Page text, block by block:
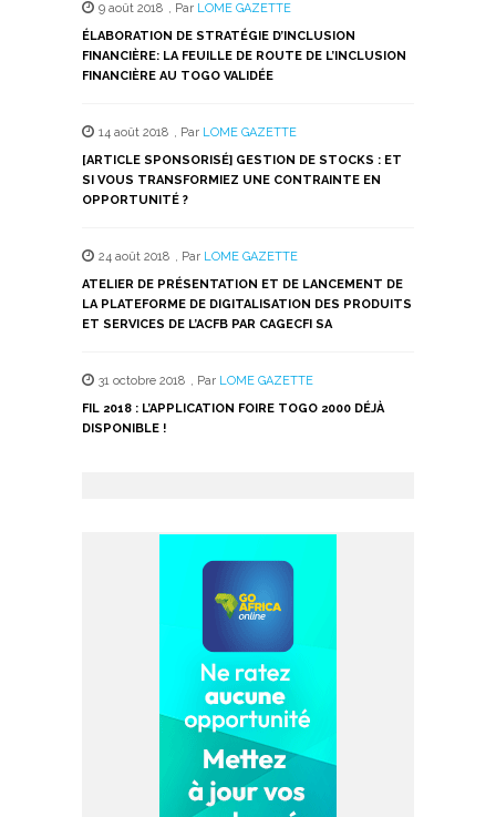
9 août 2018 , Par LOME GAZETTE
ÉLABORATION DE STRATÉGIE D’INCLUSION
FINANCIÈRE: LA FEUILLE DE ROUTE DE L’INCLUSION
FINANCIÈRE AU TOGO VALIDÉE
14 août 2018 , Par LOME GAZETTE
[ARTICLE SPONSORISÉ] GESTION DE STOCKS : ET
SI VOUS TRANSFORMIEZ UNE CONTRAINTE EN
OPPORTUNITÉ ?
24 août 2018 , Par LOME GAZETTE
ATELIER DE PRÉSENTATION ET DE LANCEMENT DE
LA PLATEFORME DE DIGITALISATION DES PRODUITS
ET SERVICES DE L’ACFB PAR CAGECFI SA
31 octobre 2018 , Par LOME GAZETTE
FIL 2018 : L’APPLICATION FOIRE TOGO 2000 DÉJÀ
DISPONIBLE !